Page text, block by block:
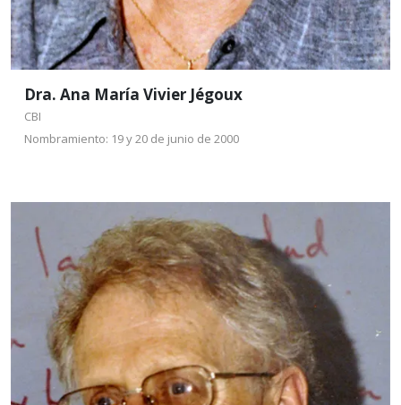
Dra. Ana María Vivier Jégoux
CBI
Nombramiento: 19 y 20 de junio de 2000
Dr. Richard Gordon
Wilson Roberts
CBI
Nombramiento: 19 y 20 de
junio de 2000